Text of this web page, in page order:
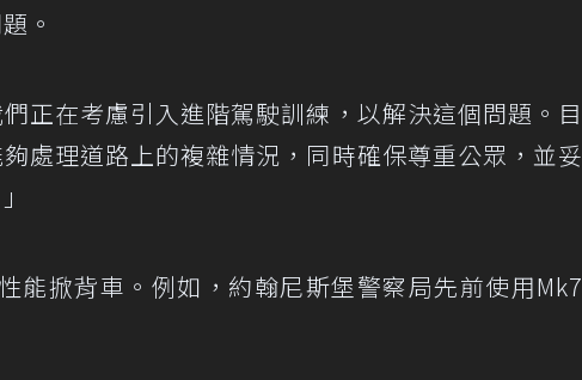
。
正在考慮引入進階駕駛訓練，以解決這個問題。目
處理道路上的複雜情況，同時確保尊重公眾，並妥
能掀背車。例如，約翰尼斯堡警察局先前使用Mk7